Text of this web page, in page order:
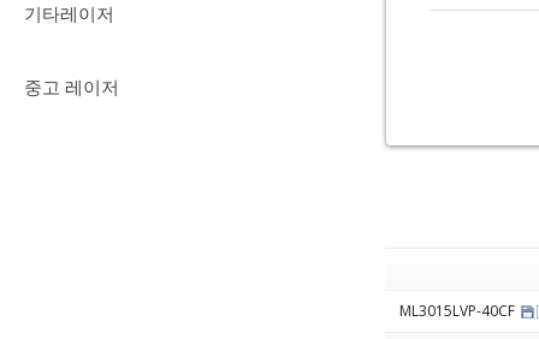
기타레이저
중고 레이저
ML3015LVP-40CF